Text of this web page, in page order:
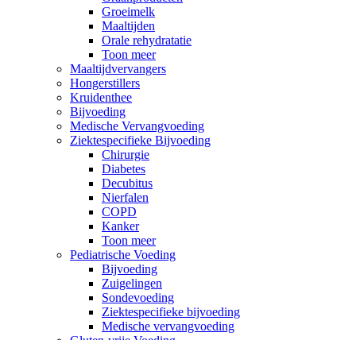
Groeimelk
Maaltijden
Orale rehydratatie
Toon meer
Maaltijdvervangers
Hongerstillers
Kruidenthee
Bijvoeding
Medische Vervangvoeding
Ziektespecifieke Bijvoeding
Chirurgie
Diabetes
Decubitus
Nierfalen
COPD
Kanker
Toon meer
Pediatrische Voeding
Bijvoeding
Zuigelingen
Sondevoeding
Ziektespecifieke bijvoeding
Medische vervangvoeding